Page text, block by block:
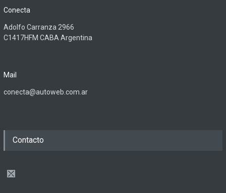
Conecta
Adolfo Carranza 2966
C1417HFM CABA Argentina
Mail
conecta@autoweb.com.ar
Contacto